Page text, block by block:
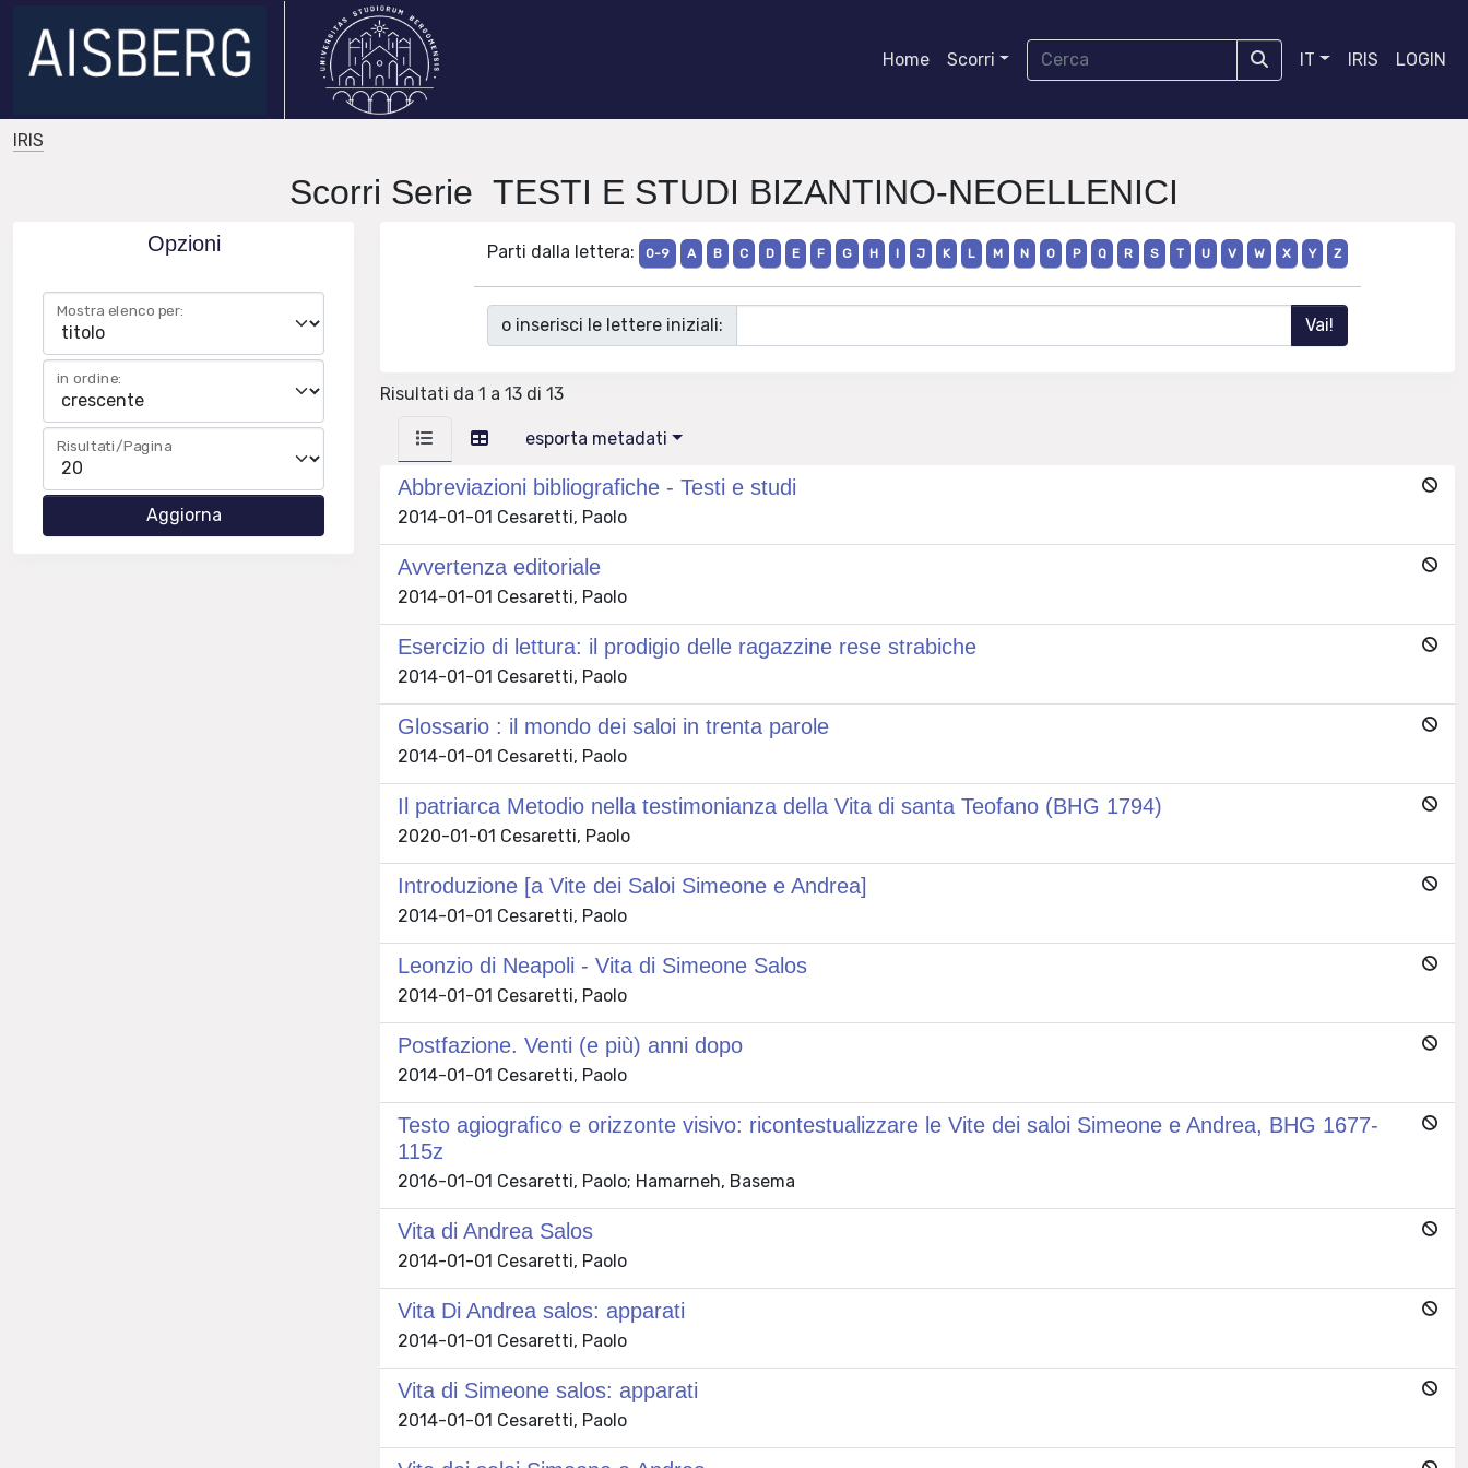
Home Scorri IT IRIS LOGIN
IRIS
Scorri Serie TESTI E STUDI BIZANTINO-NEOELLENICI
Opzioni
Mostra elenco per:
in ordine:
Risultati/Pagina
Parti dalla lettera: 0-9 A B C D E F G H I J K L M N O P Q R S T U V W X Y Z
o inserisci le lettere iniziali:
Risultati da 1 a 13 di 13
esporta metadati
Abbreviazioni bibliografiche - Testi e studi
2014-01-01 Cesaretti, Paolo
Avvertenza editoriale
2014-01-01 Cesaretti, Paolo
Esercizio di lettura: il prodigio delle ragazzine rese strabiche
2014-01-01 Cesaretti, Paolo
Glossario : il mondo dei saloi in trenta parole
2014-01-01 Cesaretti, Paolo
Il patriarca Metodio nella testimonianza della Vita di santa Teofano (BHG 1794)
2020-01-01 Cesaretti, Paolo
Introduzione [a Vite dei Saloi Simeone e Andrea]
2014-01-01 Cesaretti, Paolo
Leonzio di Neapoli - Vita di Simeone Salos
2014-01-01 Cesaretti, Paolo
Postfazione. Venti (e più) anni dopo
2014-01-01 Cesaretti, Paolo
Testo agiografico e orizzonte visivo: ricontestualizzare le Vite dei saloi Simeone e Andrea, BHG 1677-
115z
2016-01-01 Cesaretti, Paolo; Hamarneh, Basema
Vita di Andrea Salos
2014-01-01 Cesaretti, Paolo
Vita Di Andrea salos: apparati
2014-01-01 Cesaretti, Paolo
Vita di Simeone salos: apparati
2014-01-01 Cesaretti, Paolo